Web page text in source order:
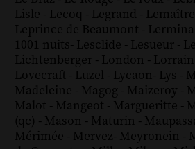
Lisle - Lecoq - Legrand - Lemaître
Leprince de Beaumont - Lermina
1001 nuits- Lesclide - Lesueur -
Lichtenberger - London - Lorrain
Lovecraft - Luzel - Lycaon- Lys -
Madeleine - Magog - Maizeroy -
Malot - Mangeot - Margueritte -
(qc) - Mason - Maturin -
Mérimée - Mervez- Meyronein -